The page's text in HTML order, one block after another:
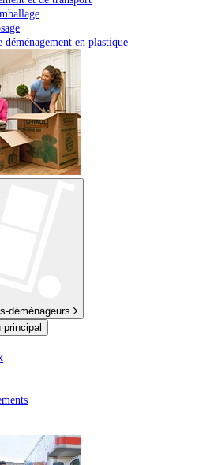
déménagement en plastique
déménageurs
principal